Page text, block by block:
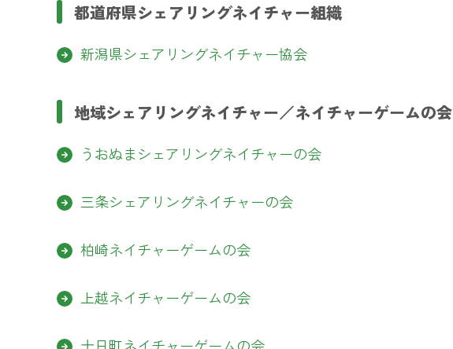
都道府県シェアリングネイチャー組織
新潟県シェアリングネイチャー協会
地域シェアリングネイチャー／ネイチャーゲームの会
うおぬまシェアリングネイチャーの会
三条シェアリングネイチャーの会
柏崎ネイチャーゲームの会
上越ネイチャーゲームの会